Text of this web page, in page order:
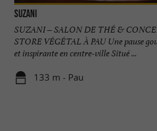
Suzani
SUZANI – SALON DE THÉ &
STORE VÉGÉTAL À PAU Une pause
et inspirante en centre-ville Situé ...
133 m - Pau